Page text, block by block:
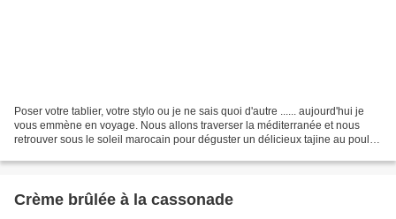
Poser votre tablier, votre stylo ou je ne sais quoi d'autre ...... aujourd'hui je
vous emmène en voyage. Nous allons traverser la méditerranée et nous
retrouver sous le soleil marocain pour déguster un délicieux tajine au poulet.
Crème brûlée à la cassonade